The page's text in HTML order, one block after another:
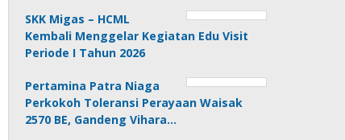
SKK Migas – HCML
Kembali Menggelar Kegiatan Edu Visit
Periode I Tahun 2026
Pertamina Patra Niaga
Perkokoh Toleransi Perayaan Waisak
2570 BE, Gandeng Vihara…